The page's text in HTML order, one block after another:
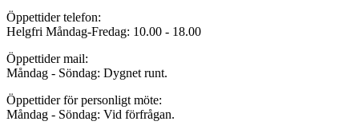
Öppettider telefon:
Helgfri Måndag-Fredag: 10.00 - 18.00
Öppettider mail:
Måndag - Söndag: Dygnet runt.
Öppettider för personligt möte:
Måndag - Söndag: Vid förfrågan.